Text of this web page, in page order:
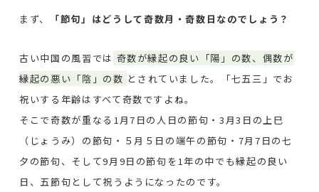
まず、 「節句」はどうして奇数月・奇数日なのでしょう？
古い中国の風習では 奇数が縁起の良い「陽」の数、偶数が
縁起の悪い「陰」の数 とされていました。「七五三」でお
祝いする年齢はすべて奇数ですよね。
そこで奇数が重なる1月7日の人日の節句・3月3日の上巳
（じょうみ）の節句・５月５日の端午の節句・7月7日の七
夕の節句、そして9月9日の節句を1年の中でも縁起の良い
日、五節句として祝うようになったのです。